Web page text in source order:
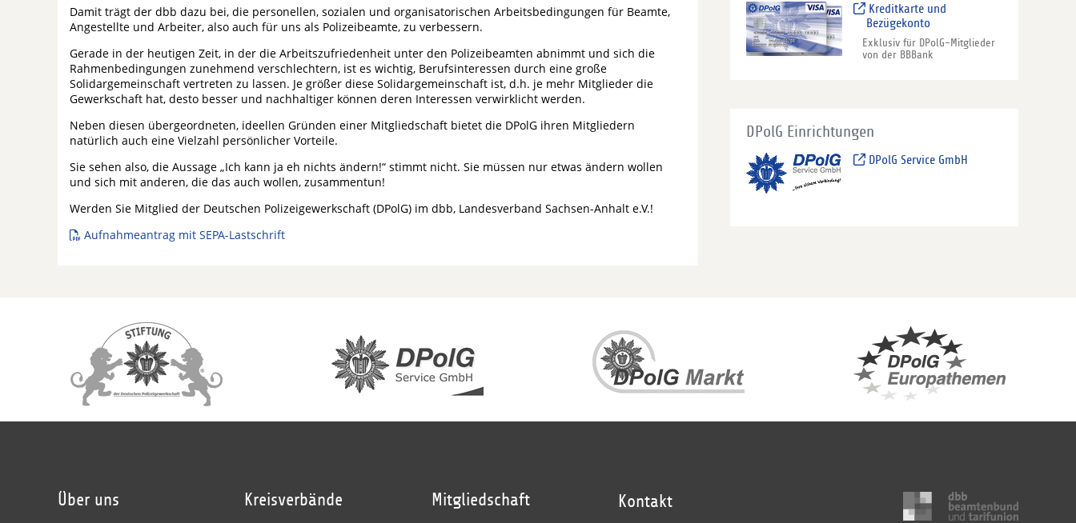
Damit trägt der dbb dazu bei, die personellen, sozialen und organisatorischen Arbeitsbedingungen für Beamte,
Angestellte und Arbeiter, also auch für uns als Polizeibeamte, zu verbessern.
Gerade in der heutigen Zeit, in der die Arbeitszufriedenheit unter den Polizeibeamten abnimmt und sich die
Rahmenbedingungen zunehmend verschlechtern, ist es wichtig, Berufsinteressen durch eine große
Solidargemeinschaft vertreten zu lassen. Je größer diese Solidargemeinschaft ist, d.h. je mehr Mitglieder die
Gewerkschaft hat, desto besser und nachhaltiger können deren Interessen verwirklicht werden.
Neben diesen übergeordneten, ideellen Gründen einer Mitgliedschaft bietet die DPolG ihren Mitgliedern
natürlich auch eine Vielzahl persönlicher Vorteile.
Sie sehen also, die Aussage „Ich kann ja eh nichts ändern!“ stimmt nicht. Sie müssen nur etwas ändern wollen
und sich mit anderen, die das auch wollen, zusammentun!
Werden Sie Mitglied der Deutschen Polizeigewerkschaft (DPolG) im dbb, Landesverband Sachsen-Anhalt e.V.!
Aufnahmeantrag mit SEPA-Lastschrift
Kreditkarte und
Bezügekonto
Exklusiv für DPolG-Mitglieder
von der BBBank
DPolG Einrichtungen
DPolG Service GmbH
Über uns Kreisverbände Mitgliedschaft Kontakt